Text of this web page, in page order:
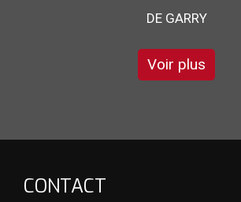
Voir plus
CONTACT